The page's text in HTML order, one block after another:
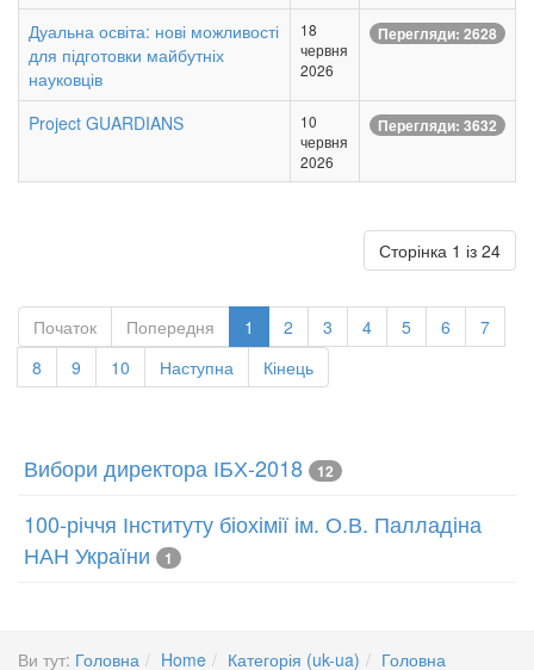
Дуальна освіта: нові можливості
для підготовки майбутніх
науковців
18
червня
2026
Перегляди: 2628
Project GUARDIANS
10
червня
2026
Перегляди: 3632
Сторінка 1 із 24
Початок Попередня 1 2 3 4 5 6
7
8
9 10 Наступна Кінець
Вибори директора ІБХ-2018 12
100-річчя Інституту біохімії ім. О.В. Палладіна
НАН України
1
Ви тут: Головна Home Категорія (uk-ua) Головна